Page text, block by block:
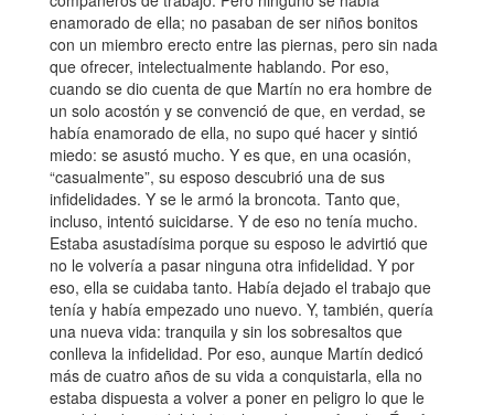
enamorado de ella; no pasaban de ser niños bonitos
con un miembro erecto entre las piernas, pero sin nada
que ofrecer, intelectualmente hablando. Por eso,
cuando se dio cuenta de que Martín no era hombre de
un solo acostón y se convenció de que, en verdad, se
había enamorado de ella, no supo qué hacer y sintió
miedo: se asustó mucho. Y es que, en una ocasión,
“casualmente”, su esposo descubrió una de sus
infidelidades. Y se le armó la broncota. Tanto que,
incluso, intentó suicidarse. Y de eso no tenía mucho.
Estaba asustadísima porque su esposo le advirtió que
no le volvería a pasar ninguna otra infidelidad. Y por
eso, ella se cuidaba tanto. Había dejado el trabajo que
tenía y había empezado uno nuevo. Y, también, quería
una nueva vida: tranquila y sin los sobresaltos que
conlleva la infidelidad. Por eso, aunque Martín dedicó
más de cuatro años de su vida a conquistarla, ella no
estaba dispuesta a volver a poner en peligro lo que le